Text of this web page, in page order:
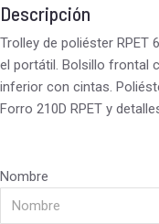
Descripción
Trolley de poliéster RPET
el portátil. Bolsillo frontal
inferior con cintas.
Forro 210D RPET y
Nombre